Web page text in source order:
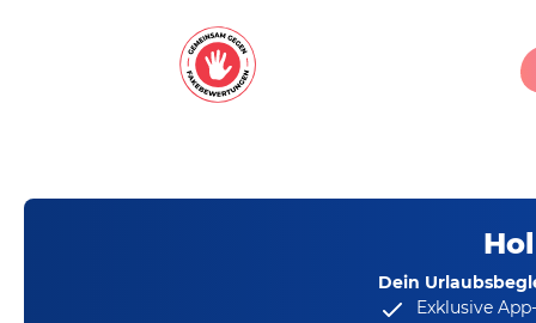
Dein
Exklusive